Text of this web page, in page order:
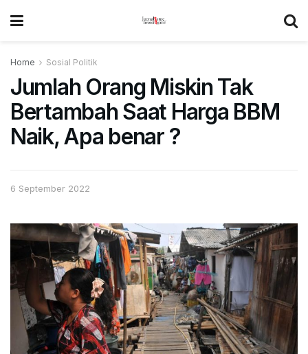
Home Sosial Politik
Jumlah Orang Miskin Tak
Bertambah Saat Harga BBM
Naik, Apa benar ?
6 September 2022